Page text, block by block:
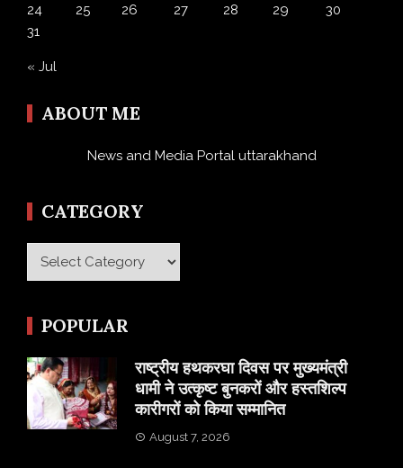
24
25 26 27 28 29
30
31
« Jul
ABOUT ME
News and Media Portal uttarakhand
CATEGORY
Category
POPULAR
राष्ट्रीय हथकरघा दिवस पर मुख्यमंत्री
धामी ने उत्कृष्ट बुनकरों और हस्तशिल्प
कारीगरों को किया सम्मानित
August 7, 2026